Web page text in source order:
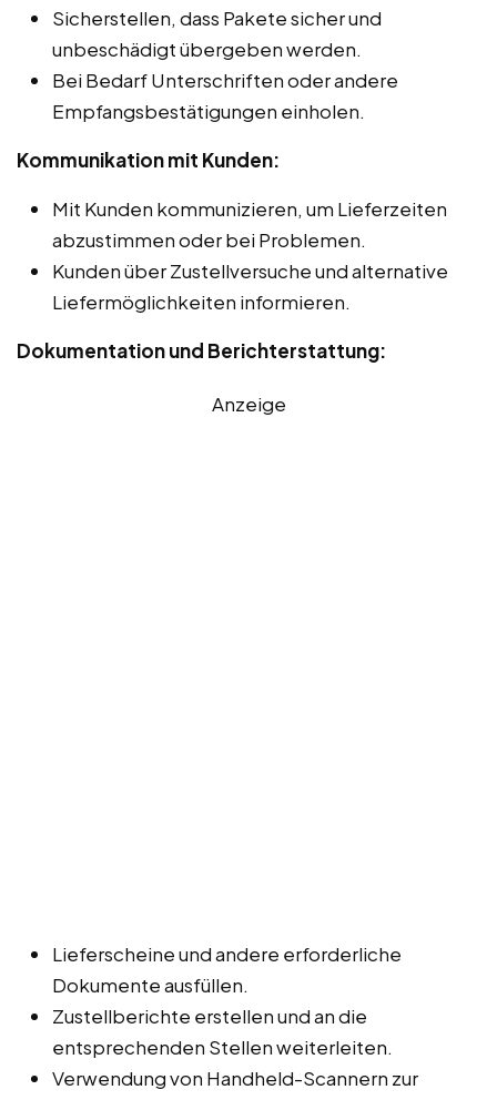
Sicherstellen, dass Pakete sicher und
unbeschädigt übergeben werden.
Bei Bedarf Unterschriften oder andere
Empfangsbestätigungen einholen.
Kommunikation mit Kunden:
Mit Kunden kommunizieren, um Lieferzeiten
abzustimmen oder bei Problemen.
Kunden über Zustellversuche und alternative
Liefermöglichkeiten informieren.
Dokumentation und Berichterstattung:
Anzeige
Lieferscheine und andere erforderliche
Dokumente ausfüllen.
Zustellberichte erstellen und an die
entsprechenden Stellen weiterleiten.
Verwendung von Handheld-Scannern zur